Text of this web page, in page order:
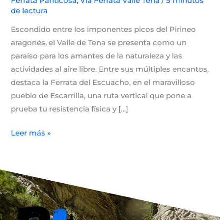
de lectura
Escondido entre los imponentes picos del Pirineo
aragonés, el Valle de Tena se presenta como un
paraíso para los amantes de la naturaleza y las
actividades al aire libre. Entre sus múltiples encantos,
destaca la Ferrata del Escuacho, en el maravilloso
pueblo de Escarrilla, una ruta vertical que pone a
prueba tu resistencia física y […]
Leer más »